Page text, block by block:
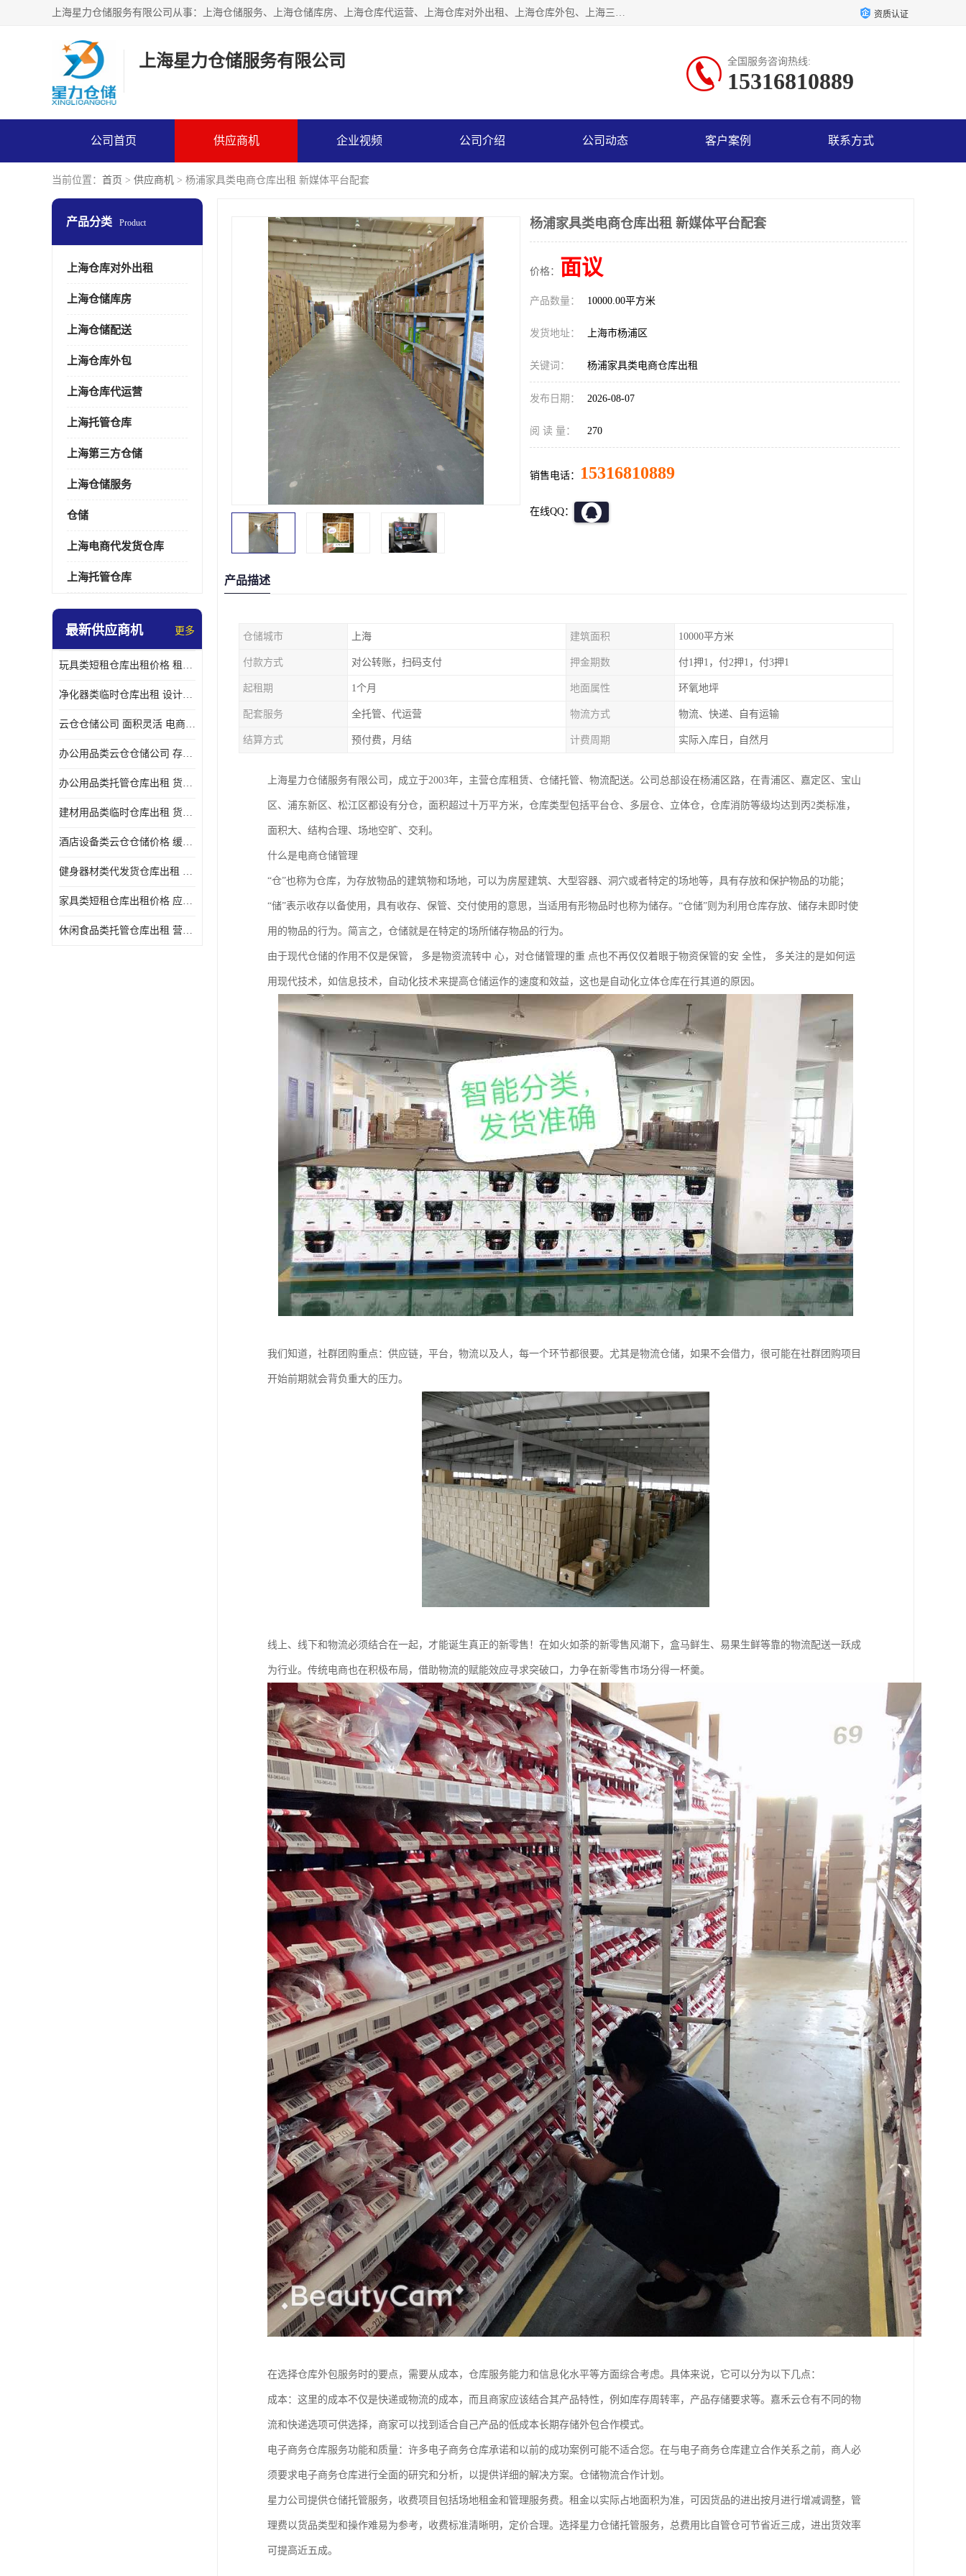
上海星力仓储服务有限公司从事：上海仓储服务、上海仓储库房、上海仓库代运营、上海仓库对外出租、上海仓库外包、上海三方仓储、上海电商仓储代发、上海电商代发货仓库、上海托管仓库、上海仓储配送。上海星力仓储服务有限公司现在拥有100个分仓、10万余平方的标准库房，精炼员工几百名，与几千家客户合作，公司已跻身上海仓储行业前列。欢迎来电咨询！ 资质认证
上海星力仓储服务有限公司 全国服务咨询热线:
15316810889
公司首页 供应商机 企业视频 公司介绍 公司动态 客户案例 联系方式
当前位置： 首页 > 供应商机 > 杨浦家具类电商仓库出租 新媒体平台配套
产品分类 Product
上海仓库对外出租
上海仓储库房
上海仓储配送
上海仓库外包
上海仓库代运营
上海托管仓库
上海第三方仓储
上海仓储服务
仓储
上海电商代发货仓库
上海托管仓库
最新供应商机 更多
玩具类短租仓库出租价格 租期灵活 智能电商配套
净化器类临时仓库出租 设计简单 电商仓储物流战略合作
云仓仓储公司 面积灵活 电商仓储物流战略合作
办公用品类云仓仓储公司 存货周转很快 电商仓储物流战略整合
办公用品类托管仓库出租 货物装卸方便 电商仓储物流战略合作
建材用品类临时仓库出租 货物装卸方便 仓储供应链配套
酒店设备类云仓仓储价格 缓解企业储存压力 智能电商配套
健身器材类代发货仓库出租 租期灵活 新媒体平台配套
家具类短租仓库出租价格 应用广泛 智能电商配套
休闲食品类托管仓库出租 营造良好环境氛围 垂直电商配套
杨浦家具类电商仓库出租 新媒体平台配套
价格： 面议
产品数量： 10000.00平方米
发货地址： 上海市杨浦区
关键词： 杨浦家具类电商仓库出租
发布日期： 2026-08-07
阅 读 量： 270
销售电话： 15316810889
在线QQ：
产品描述
仓储城市 上海 建筑面积 10000平方米
付款方式 对公转账，扫码支付 押金期数 付1押1，付2押1，付3押1
起租期 1个月 地面属性 环氧地坪
配套服务 全托管、代运营 物流方式 物流、快递、自有运输
结算方式 预付费，月结 计费周期 实际入库日，自然月
上海星力仓储服务有限公司，成立于2003年，主营仓库租赁、仓储托管、物流配送。公司总部设在杨浦区路，在青浦区、嘉定区、宝山
区、浦东新区、松江区都设有分仓，面积超过十万平方米，仓库类型包括平台仓、多层仓、立体仓，仓库消防等级均达到丙2类标准，
面积大、结构合理、场地空旷、交利。
什么是电商仓储管理
“仓”也称为仓库，为存放物品的建筑物和场地，可以为房屋建筑、大型容器、洞穴或者特定的场地等，具有存放和保护物品的功能；
“储”表示收存以备使用，具有收存、保管、交付使用的意思，当适用有形物品时也称为储存。“仓储”则为利用仓库存放、储存未即时使
用的物品的行为。简言之，仓储就是在特定的场所储存物品的行为。
由于现代仓储的作用不仅是保管， 多是物资流转中 心，对仓储管理的重 点也不再仅仅着眼于物资保管的安 全性， 多关注的是如何运
用现代技术，如信息技术，自动化技术来提高仓储运作的速度和效益，这也是自动化立体仓库在行其道的原因。
我们知道，社群团购重点：供应链，平台，物流以及人，每一个环节都很要。尤其是物流仓储，如果不会借力，很可能在社群团购项目
开始前期就会背负重大的压力。
线上、线下和物流必须结合在一起，才能诞生真正的新零售！在如火如荼的新零售风潮下，盒马鲜生、易果生鲜等靠的物流配送一跃成
为行业。传统电商也在积极布局，借助物流的赋能效应寻求突破口，力争在新零售市场分得一杯羹。
在选择仓库外包服务时的要点，需要从成本，仓库服务能力和信息化水平等方面综合考虑。具体来说，它可以分为以下几点：
成本：这里的成本不仅是快递或物流的成本，而且商家应该结合其产品特性，例如库存周转率，产品存储要求等。嘉禾云仓有不同的物
流和快递选项可供选择，商家可以找到适合自己产品的低成本长期存储外包合作模式。
电子商务仓库服务功能和质量：许多电子商务仓库承诺和以前的成功案例可能不适合您。在与电子商务仓库建立合作关系之前，商人必
须要求电子商务仓库进行全面的研究和分析，以提供详细的解决方案。仓储物流合作计划。
星力公司提供仓储托管服务，收费项目包括场地租金和管理服务费。租金以实际占地面积为准，可因货品的进出按月进行增减调整，管
理费以货品类型和操作难易为参考，收费标准清晰明，定价合理。选择星力仓储托管服务，总费用比自管仓可节省近三成，进出货效率
可提高近五成。